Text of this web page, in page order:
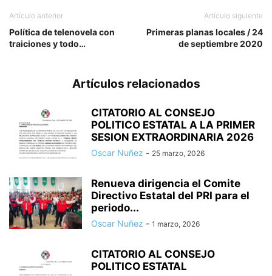
Artículo anterior
Política de telenovela con
traiciones y todo…
Artículo siguiente
Primeras planas locales / 24
de septiembre 2020
Artículos relacionados
CITATORIO AL CONSEJO
POLITICO ESTATAL A LA PRIMER
SESION EXTRAORDINARIA 2026
Oscar Nuñez - 25 marzo, 2026
Renueva dirigencia el Comite
Directivo Estatal del PRI para el
periodo...
Oscar Nuñez - 1 marzo, 2026
CITATORIO AL CONSEJO
POLITICO ESTATAL